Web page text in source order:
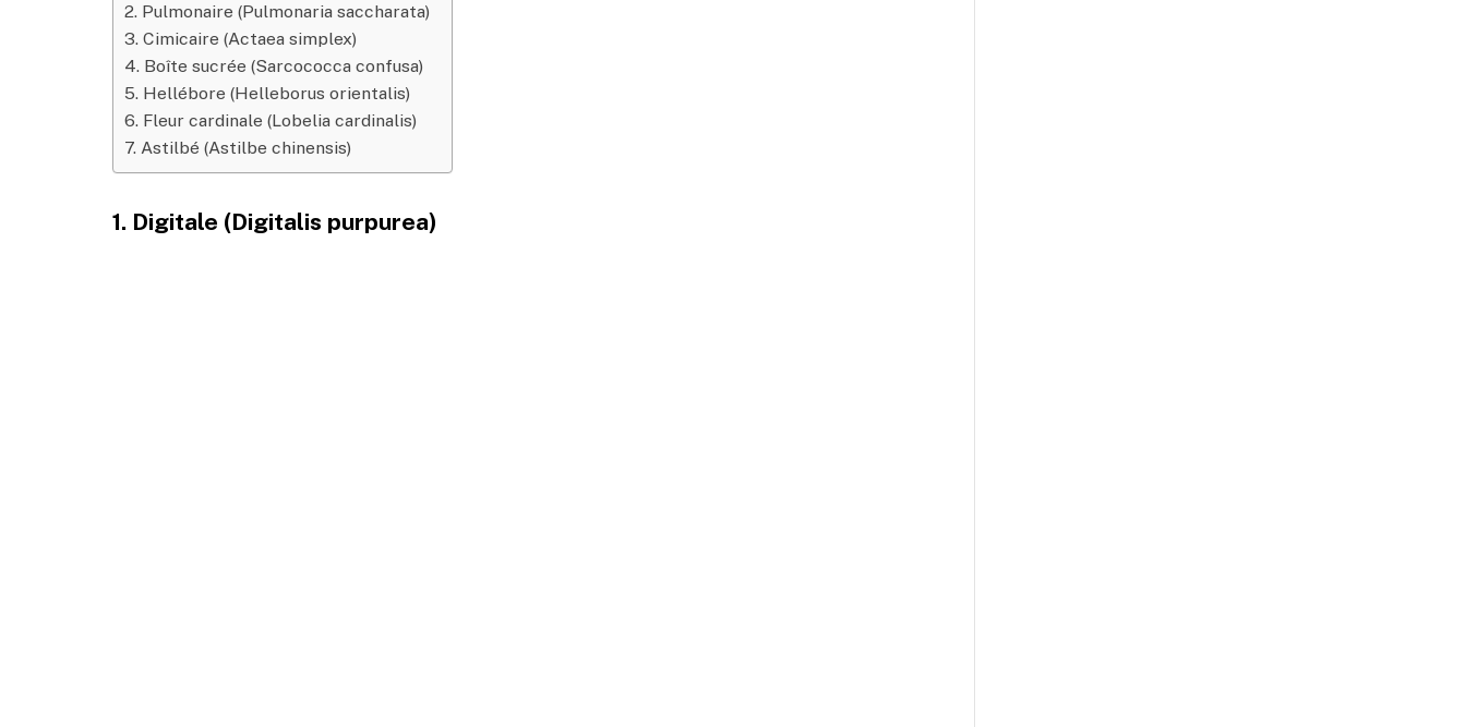
2. Pulmonaire (Pulmonaria saccharata)
3. Cimicaire (Actaea simplex)
4. Boîte sucrée (Sarcococca confusa)
5. Hellébore (Helleborus orientalis)
6. Fleur cardinale (Lobelia cardinalis)
7. Astilbé (Astilbe chinensis)
1. Digitale (Digitalis purpurea)